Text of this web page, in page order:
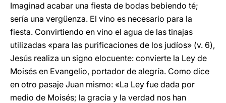
Imaginad acabar una fiesta de bodas bebiendo té;
sería una vergüenza. El vino es necesario para la
fiesta. Convirtiendo en vino el agua de las tinajas
utilizadas «para las purificaciones de los judíos» (v. 6),
Jesús realiza un signo elocuente: convierte la Ley de
Moisés en Evangelio, portador de alegría. Como dice
en otro pasaje Juan mismo: «La Ley fue dada por
medio de Moisés; la gracia y la verdad nos han